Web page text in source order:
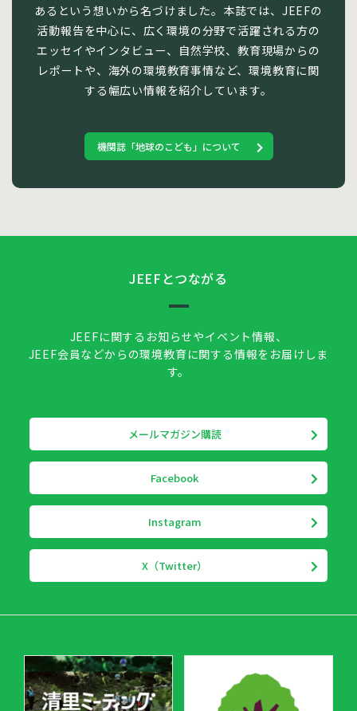
あるという想いから名づけました。本誌では、JEEFの
活動報告を中心に、広く環境の分野で活躍される方の
エッセイやインタビュー、自然学校、教育現場からの
レポートや、海外の環境教育事情など、環境教育に関
する幅広い情報を紹介しています。
機関誌「地球のこども」について
JEEFとつながる
JEEFに関するお知らせやイベント情報、
JEEF会員などからの環境教育に関する情報をお届けしま
す。
メールマガジン購読
Facebook
Instagram
X（Twitter）